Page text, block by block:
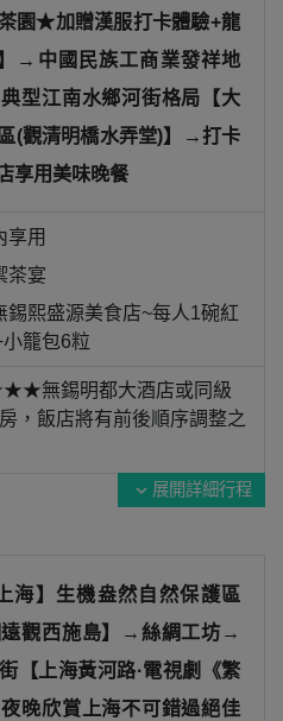
園★加贈漢服打卡體驗+龍
→中國民族工商業發祥地
型江南水鄉河街格局【大
(觀清明橋水弄堂)】→打卡
享用美味晚餐
享用
茶宴
錫熙盛源美食店~每人1碗紅
籠包6粒
無錫明都大酒店或同級
，飯店將有前後順序調整之
expand_more 展開詳細行程
海】生機盎然自然保護區
遠觀西施島】→絲綢工坊→
【上海黃河路·電視劇《繁
晚欣賞上海不可錯過絕佳